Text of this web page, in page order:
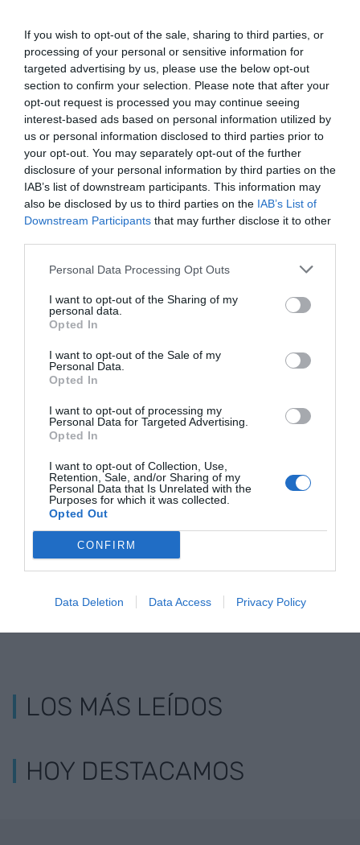
If you wish to opt-out of the sale, sharing to third parties, or
processing of your personal or sensitive information for
targeted advertising by us, please use the below opt-out
section to confirm your selection. Please note that after your
opt-out request is processed you may continue seeing
interest-based ads based on personal information utilized by
us or personal information disclosed to third parties prior to
your opt-out. You may separately opt-out of the further
disclosure of your personal information by third parties on the
IAB’s list of downstream participants. This information may
also be disclosed by us to third parties on the IAB’s List of
Downstream Participants that may further disclose it to other
Personal Data Processing Opt Outs
I want to opt-out of the Sharing of my
personal data.
Opted In
I want to opt-out of the Sale of my
Personal Data.
Opted In
I want to opt-out of processing my
Personal Data for Targeted Advertising.
Opted In
I want to opt-out of Collection, Use,
Retention, Sale, and/or Sharing of my
Personal Data that Is Unrelated with the
Purposes for which it was collected.
Opted Out
CONFIRM
Data Deletion Data Access Privacy Policy
AñadirVIA Empresacomo fuente preferida
de Google de forma gratuita
Mantente informado con las últimas noticias de
ACTIVAR AHORA
RELACIONADAS
El Sindicato de
manifestación
como un "punto de
inflexión" para una
huelga
¿Por qué 10.000
cárnicas
gerundenses están
llamados a hacer
huelga?
La
"error" la
LOS MÁS LEÍDOS
HOY DESTACAMOS